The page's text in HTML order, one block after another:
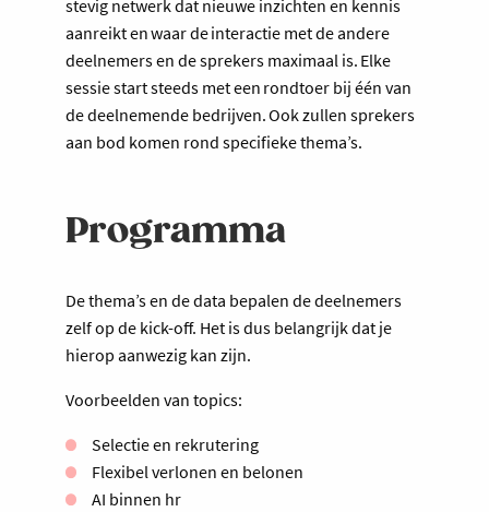
stevig netwerk dat nieuwe inzichten en kennis
aanreikt en waar de interactie met de andere
deelnemers en de sprekers maximaal is. Elke
sessie start steeds met een rondtoer bij één van
de deelnemende bedrijven. Ook zullen sprekers
aan bod komen rond specifieke thema’s.
Programma
De thema’s en de data bepalen de deelnemers
zelf op de kick-off. Het is dus belangrijk dat je
hierop aanwezig kan zijn.
Voorbeelden van topics:
Selectie en rekrutering
Flexibel verlonen en belonen
AI binnen hr